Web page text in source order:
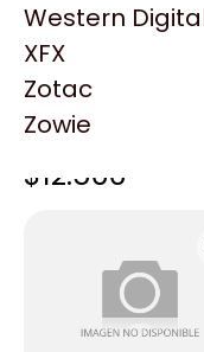
Western
XFX
Zotac
Zowie
EPSON CINTA
$12.566